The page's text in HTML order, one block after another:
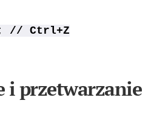
// Ctrl+Z
i przetwarzanie